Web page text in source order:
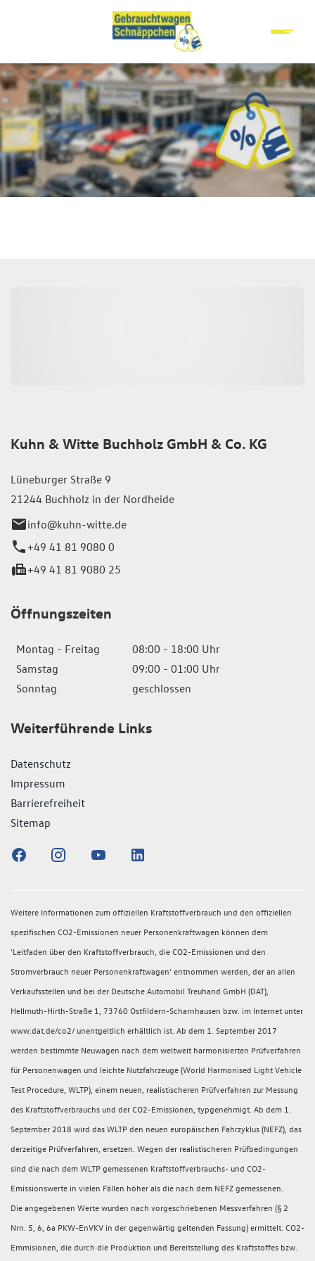
Kuhn & Witte Buchholz GmbH & Co. KG
Lüneburger Straße 9
21244 Buchholz in der Nordheide
info@kuhn-witte.de
+49 41 81 9080 0
+49 41 81 9080 25
Öffnungszeiten
Montag - Freitag
08:00 - 18:00 Uhr
Samstag
09:00 - 01:00 Uhr
Sonntag
geschlossen
Weiterführende Links
Datenschutz
Impressum
Barrierefreiheit
Sitemap
Weitere Informationen zum offiziellen Kraftstoffverbrauch und den offiziellen
spezifischen CO2-Emissionen neuer Personenkraftwagen können dem
'Leitfaden über den Kraftstoffverbrauch, die CO2-Emissionen und den
Stromverbrauch neuer Personenkraftwagen' entnommen werden, der an allen
Verkaufsstellen und bei der Deutsche Automobil Treuhand GmbH (DAT),
Hellmuth-Hirth-Straße 1, 73760 Ostfildern-Scharnhausen bzw. im Internet unter
www.dat.de/co2/ unentgeltlich erhältlich ist. Ab dem 1. September 2017
werden bestimmte Neuwagen nach dem weltweit harmonisierten Prüfverfahren
für Personenwagen und leichte Nutzfahrzeuge (World Harmonised Light Vehicle
Test Procedure, WLTP), einem neuen, realistischeren Prüfverfahren zur Messung
des Kraftstoffverbrauchs und der CO2-Emissionen, typgenehmigt. Ab dem 1.
September 2018 wird das WLTP den neuen europäischen Fahrzyklus (NEFZ), das
derzeitige Prüfverfahren, ersetzen. Wegen der realistischeren Prüfbedingungen
sind die nach dem WLTP gemessenen Kraftstoffverbrauchs- und CO2-
Emissionswerte in vielen Fällen höher als die nach dem NEFZ gemessenen.
Die angegebenen Werte wurden nach vorgeschriebenen Messverfahren (§ 2
Nrn. 5, 6, 6a PKW-EnVKV in der gegenwärtig geltenden Fassung) ermittelt. CO2-
Emmisionen, die durch die Produktion und Bereitstellung des Kraftstoffes bzw.